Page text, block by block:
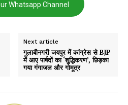
Whatsapp Channel
Next article
गुलाबीनगरी जयपुर में कांग्रेस से BJP
में आए पार्षदों का ‘शुद्धिकरण’, छिड़का
गया गंगाजल और गोमूत्र